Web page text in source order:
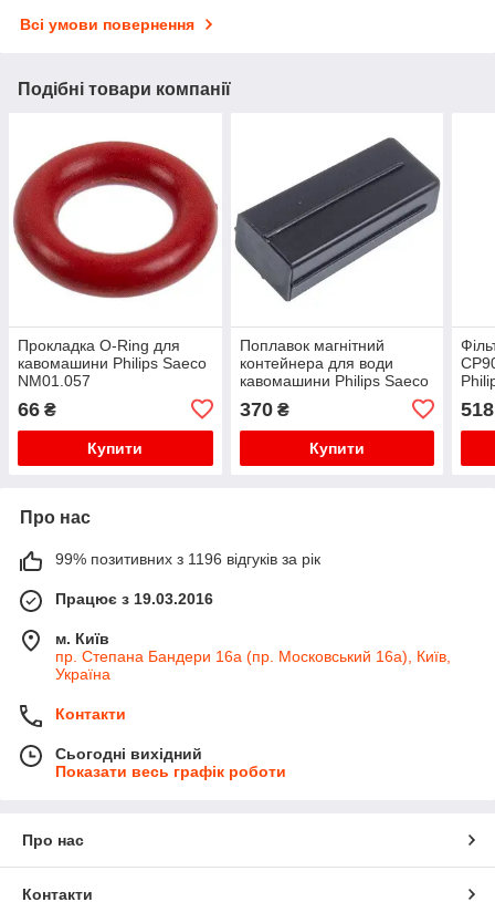
Всі умови повернення
Подібні товари компанії
Прокладка O-Ring для
кавомашини Philips Saeco
NM01.057
66 ₴
Купити
Поплавок магнітний
контейнера для води
кавомашини Philips Saeco
370₴
Купити
518
Про нас
99% позитивних з 1196 відгуків за рік
Працює з 19.03.2016
м. Київ
пр. Степана Бандери 16а (пр. Московський 16а), Київ,
Україна
Контакти
Сьогодні вихідний
Показати весь графік роботи
Про нас
Контакти